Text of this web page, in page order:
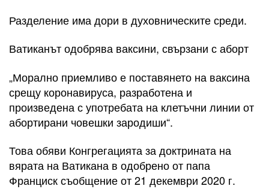
Разделение има дори в духовническите среди.
Ватиканът одобрява ваксини, свързани с аборт
„Морално приемливо е поставянето на ваксина
срещу коронавируса, разработена и
произведена с употребата на клетъчни линии от
абортирани човешки зародиши“.
Това обяви Конгрегацията за доктрината на
вярата на Ватикана в одобрено от папа
Франциск съобщение от 21 декември 2020 г.